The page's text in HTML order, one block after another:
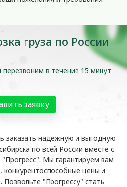
груза по России
в течение 15 минут
заявку
заказать надежную и выгодную
по всей России вместе с
"Прогресс". Мы гарантируем вам
цены и
Позвольте "Прогрессу" стать